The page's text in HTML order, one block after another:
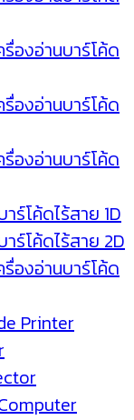
รื่องอ่านบาร์โค้ด
รื่องอ่านบาร์โค้ด
รื่องอ่านบาร์โค้ด
ร์โค้ดไร้สาย 1D
าร์โค้ดไร้สาย 2D
รื่องอ่านบาร์โค้ด
Printer